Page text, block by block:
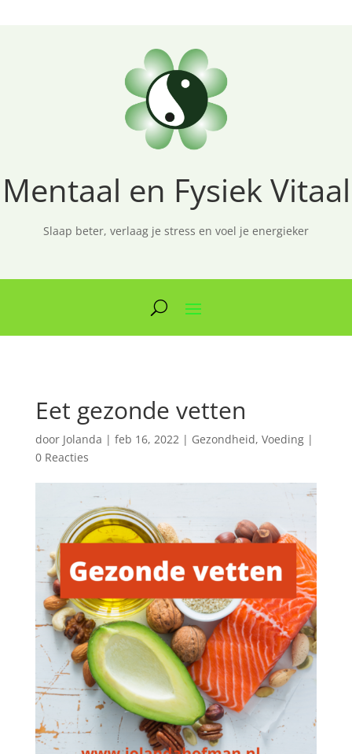
Mentaal en Fysiek Vitaal
Slaap beter, verlaag je stress en voel je energieker
Eet gezonde vetten
door Jolanda | feb 16, 2022| Gezondheid, Voeding|
0 Reacties